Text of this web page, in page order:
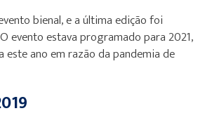
bienal, e a última edição foi
evento estava programado para 2021,
ano em razão da pandemia de